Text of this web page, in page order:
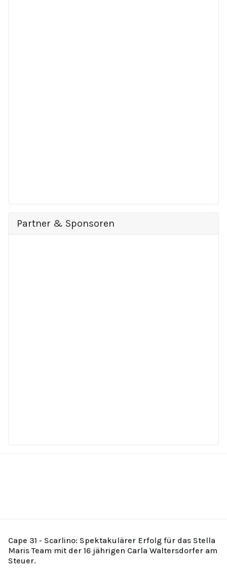
Partner & Sponsoren
Cape 31 - Scarlino: Spektakulärer Erfolg für das Stella
Maris Team mit der 16 jährigen Carla Waltersdorfer am
Steuer.